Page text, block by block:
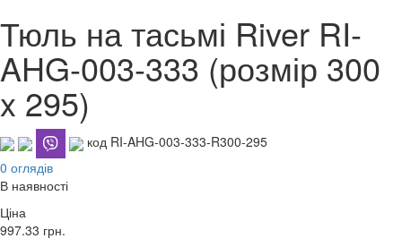
Тюль на тасьмі River RI-
AHG-003-333 (розмір 300
x 295)
код RI-AHG-003-333-R300-295
0 оглядів
В наявності
Ціна
997.33 грн.